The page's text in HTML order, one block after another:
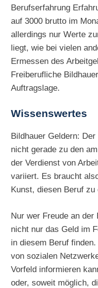
Berufserfahrung
auf 3000 brutto im
allerdings nur Werte
liegt, wie bei vielen
Ermessen des
Freiberufliche
Auftragslage.
Wissenswertes
Bildhauer Geldern:
nicht gerade zu den
der Verdienst von
variiert. Es braucht
Kunst, diesen Beruf zu
Nur wer Freude an
nicht nur das Geld im
in diesem Beruf
von sozialen
Vorfeld informieren
oder, soweit möglich,